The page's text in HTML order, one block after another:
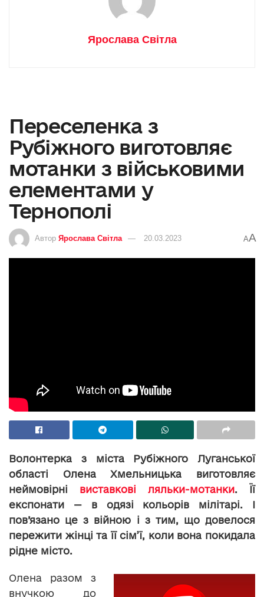
Ярослава Світла
Переселенка з
Рубіжного виготовляє
мотанки з військовими
елементами у
Тернополі
Автор Ярослава Світла 20.03.2023 AA
Волонтерка з міста Рубіжного Луганської
області Олена Хмельницька виготовляє
неймовірні виставкові ляльки-мотанки. Її
експонати — в одязі кольорів мілітарі. І
пов’язано це з війною і з тим, що довелося
пережити жінці та її сім’ї, коли вона покидала
рідне місто.
Олена разом з
внучкою до